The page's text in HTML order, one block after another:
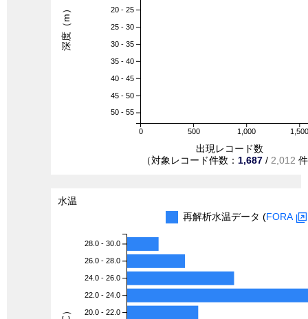
0 500 1,000
20 - 25
25 - 30
30 - 35
35 - 40
40 - 45
45 - 50
50 - 55
出現レコード数
（対象レコード件数： 1,687 / 2,012
深度（m）
水温
再解析水温データ (FORA
28.0 - 30.0
26.0 - 28.0
24.0 - 26.0
22.0 - 24.0
20.0 - 22.0